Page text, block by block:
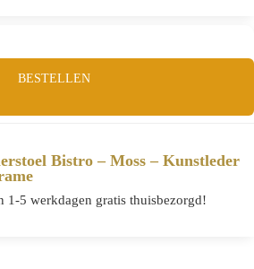
BESTELLEN
Bistro – Moss – Kunstleder
1-5 werkdagen gratis thuisbezorgd!